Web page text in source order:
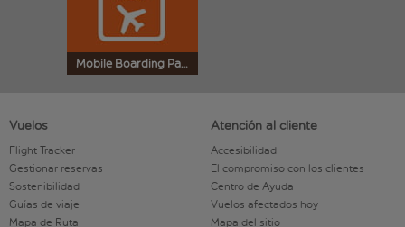
Mobile Boarding Pass
Vuelos
Flight Tracker
Gestionar reservas
Sostenibilidad
Guías de viaje
Mapa de Ruta
Atención al cliente
Accesibilidad
El compromiso con los clientes
Centro de Ayuda
Vuelos afectados hoy
Mapa del sitio